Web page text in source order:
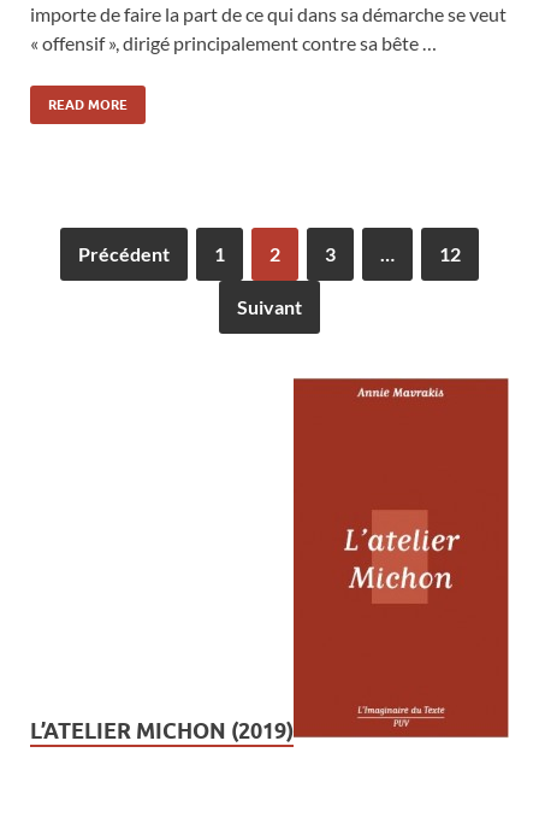
importe de faire la part de ce qui dans sa démarche se veut
« offensif », dirigé principalement contre sa bête …
READ MORE
Précédent 1 2 3 12
Suivant
L’ATELIER MICHON (2019)